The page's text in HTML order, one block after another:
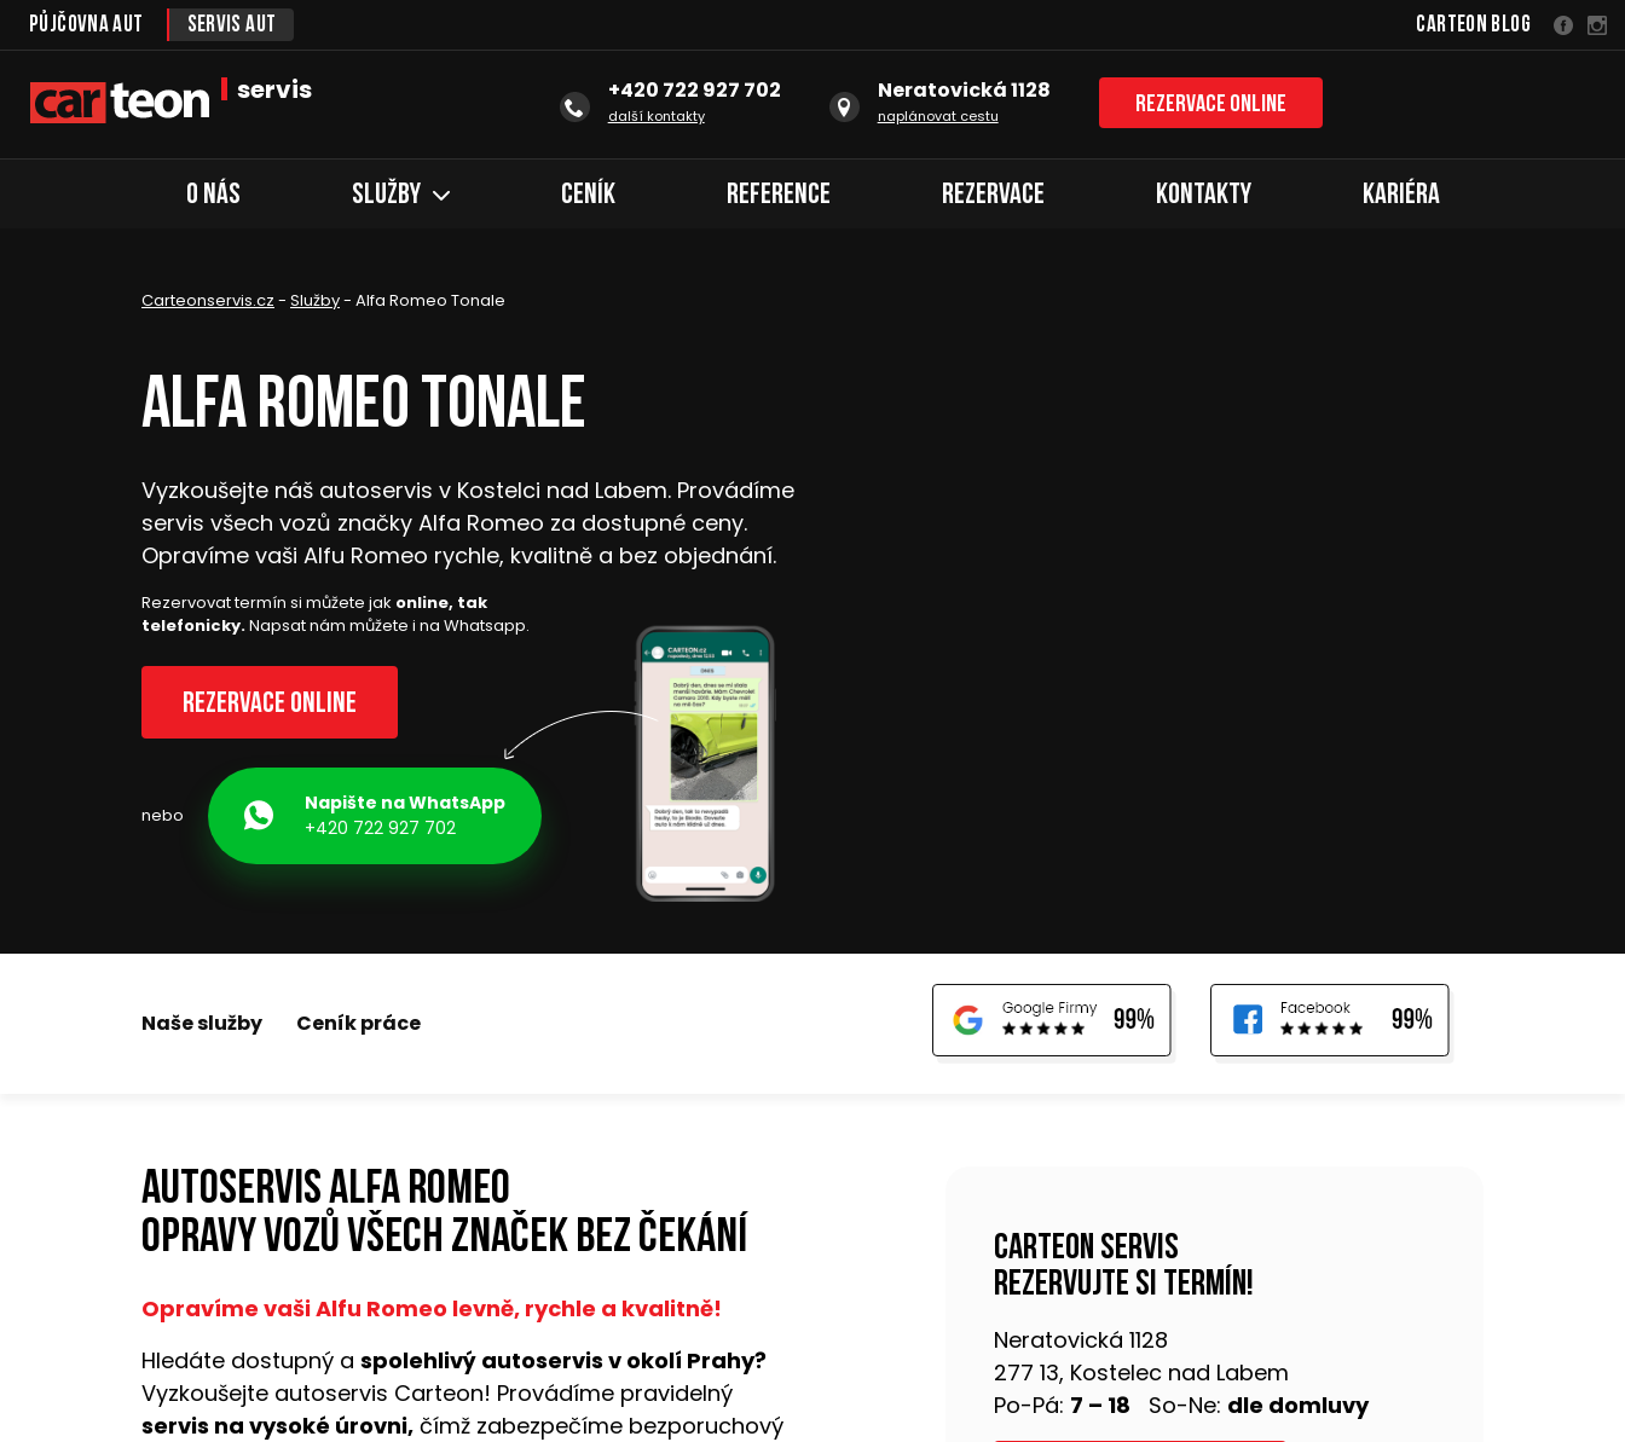
Půjčovna aut Servis aut Carteon Blog
servis +420 722 927 702
další kontakty
Neratovická 1128
naplánovat cestu Rezervace online
O nás Služby Ceník Reference Rezervace Kontakty Kariéra
Carteonservis.cz - Služby- Alfa Romeo Tonale
Alfa Romeo Tonale
Vyzkoušejte náš autoservis v Kostelci nad Labem. Provádíme
servis všech vozů značky Alfa Romeo za dostupné ceny.
Opravíme vaši Alfu Romeo rychle, kvalitně a bez objednání.
Rezervovat termín si můžete jak online, tak
telefonicky.Napsat nám můžete i na Whatsapp.
Rezervace online
nebo
Napište na WhatsApp
+420 722 927 702
Naše služby Ceník práce
Autoservis Alfa Romeo
opravy vozů všech značek bez čekání
Opravíme vaši Alfu Romeo levně, rychle a kvalitně!
Hledáte dostupný a spolehlivý autoservis v okolí Prahy?
Vyzkoušejte autoservis Carteon! Provádíme pravidelný
servis na vysoké úrovni, čímž zabezpečíme bezporuchový
Carteon servis
rezervujte si termín!
Neratovická 1128
277 13, Kostelec nad Labem
Po-Pá: 7 – 18 So-Ne: dle domluvy